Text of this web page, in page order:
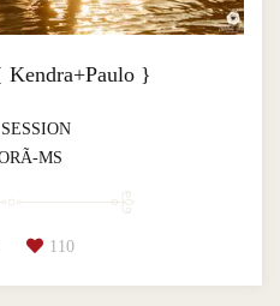
Kendra+Paulo }
MS
110